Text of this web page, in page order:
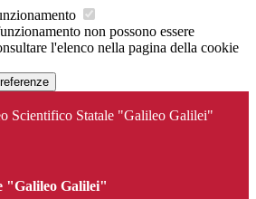
non possono essere
l'elenco nella pagina della cookie
Scientifico Statale "Galileo Galilei"
"Galileo Galilei"